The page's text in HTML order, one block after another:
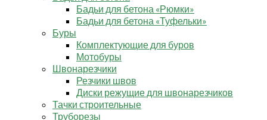
Бадьи для бетона «Рюмки»
Бадьи для бетона «Туфельки»
Буры
Комплектующие для буров
Мотобуры
Швонарезчики
Резчики швов
Диски режущие для швонарезчиков
Тачки строительные
Труборезы